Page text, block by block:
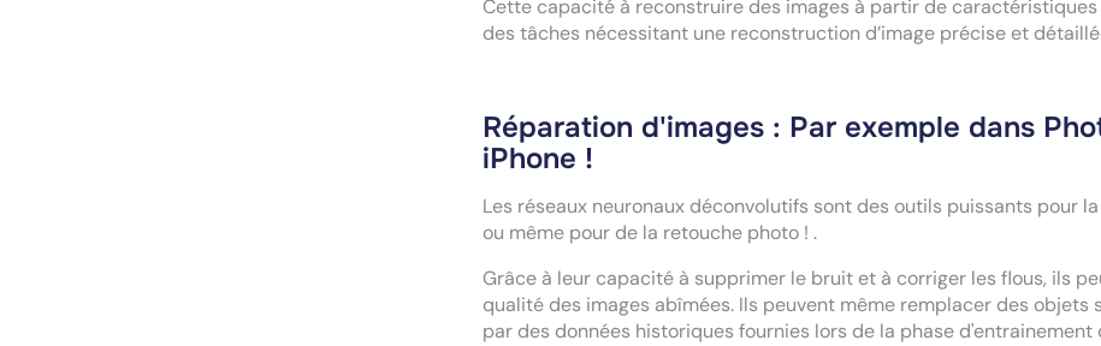
Cette capacité à reconstruire des images à partir de
des tâches nécessitant une reconstruction d’image précise et
Réparation d'images : Par exemple dans
iPhone !
Les réseaux neuronaux déconvolutifs sont des outils puissants pour
ou même pour de la retouche photo ! .
Grâce à leur capacité à supprimer le bruit et à corriger les flous, ils
qualité des images abîmées. Ils peuvent même remplacer des
par des données historiques fournies lors de la phase d'entrainement